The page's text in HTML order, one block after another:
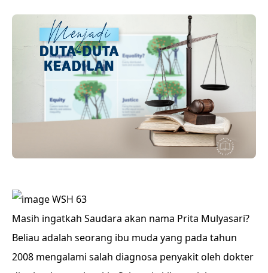
Masih ingatkah Saudara akan nama Prita Mulyasari?
Beliau adalah seorang ibu muda yang pada tahun
2008 mengalami salah diagnosa penyakit oleh dokter